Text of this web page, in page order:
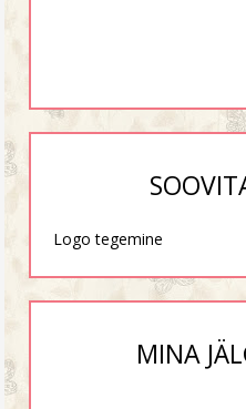
Logo tegemine
MINA